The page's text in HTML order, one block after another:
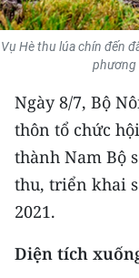
KIỂM CHỨNG
TRI THỨC
54 DÂN TỘC
CHƯƠNG TRÌNH
MỘT SẢN PHẨM
RADIO
MEDIA CENTER
Vụ Hè thu lúa chín đến
phương
Ngày 8/7, Bộ
thôn tổ chức
thành Nam Bộ
thu, triển khai
2021.
Diện tích